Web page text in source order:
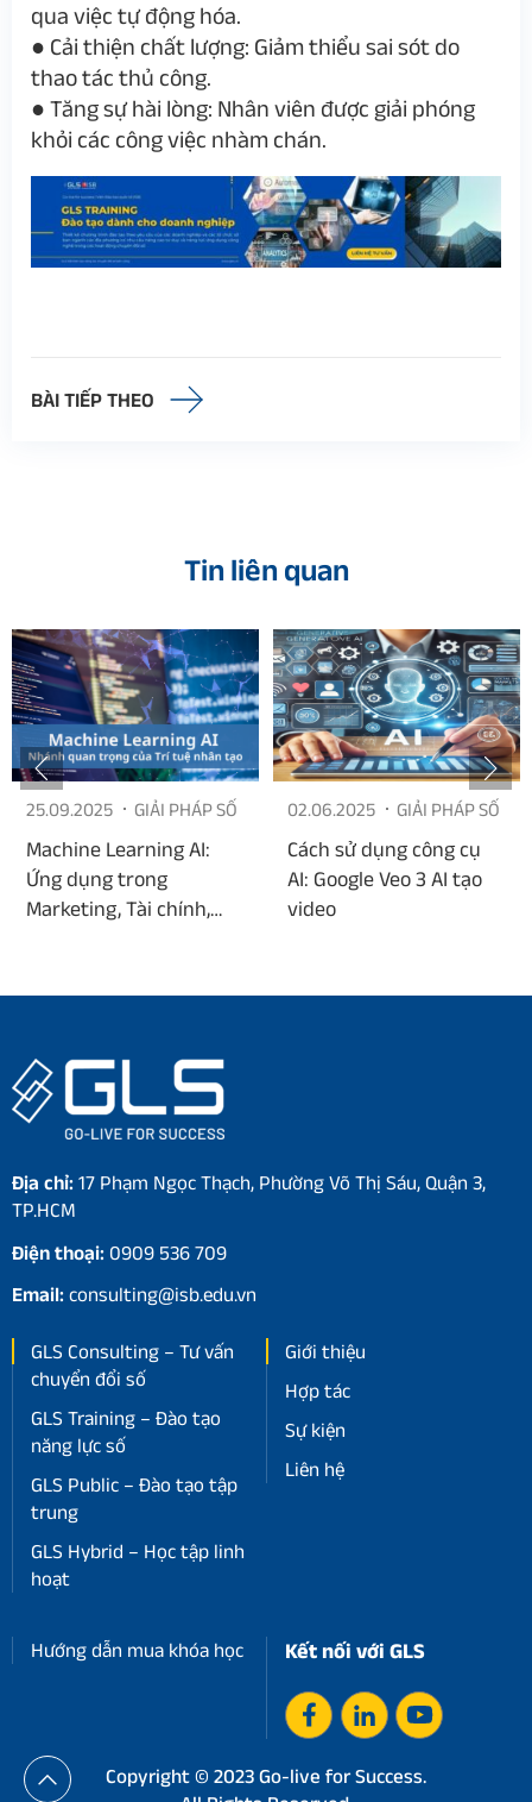
qua việc tự động hóa.
● Cải thiện chất lượng: Giảm thiểu sai sót do
thao tác thủ công.
● Tăng sự hài lòng: Nhân viên được giải phóng
khỏi các công việc nhàm chán.
BÀI TIẾP THEO
Tin liên quan
25.09.2025 GIẢI PHÁP SỐ
Machine Learning AI:
Ứng dụng trong
Marketing, Tài chính,
02.06.2025 GIẢI PHÁP SỐ
Cách sử dụng công cụ
AI: Google Veo 3 AI tạo
video
Địa chỉ: 17 Phạm Ngọc Thạch, Phường Võ Thị Sáu, Quận 3,
TP.HCM
Điện thoại: 0909 536 709
Email: consulting@isb.edu.vn
GLS Consulting – Tư vấn
chuyển đổi số
GLS Training – Đào tạo
năng lực số
GLS Public – Đào tạo tập
trung
GLS Hybrid – Học tập linh
hoạt
Giới thiệu
Hợp tác
Sự kiện
Liên hệ
Copyright © 2023 Go-live for Success.
Hướng dẫn mua khóa học Kết nối với GLS